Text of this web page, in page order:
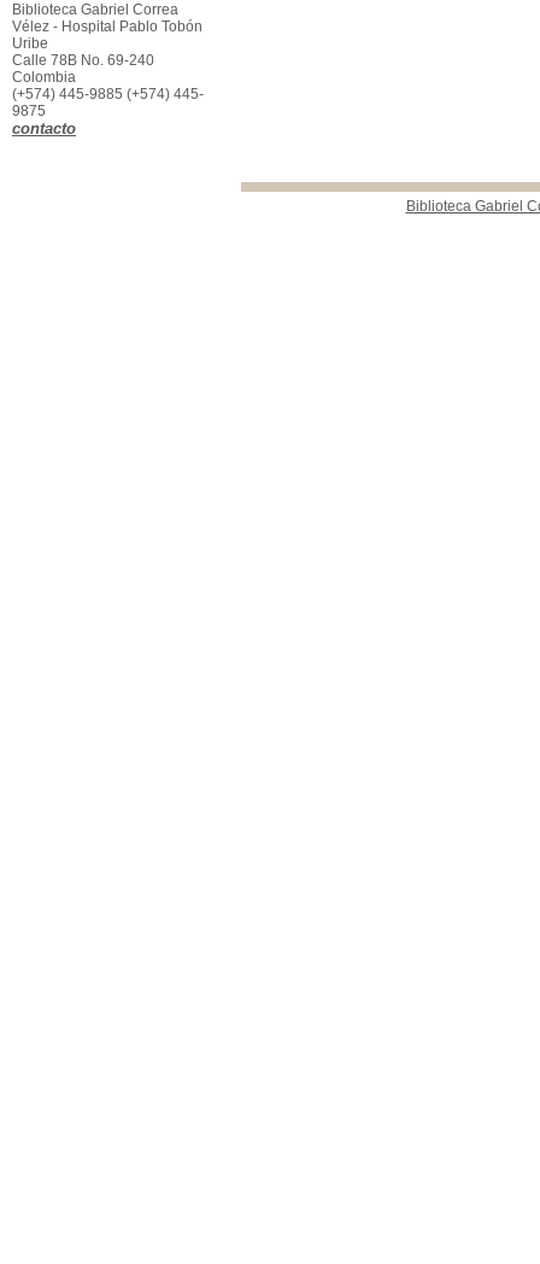
Biblioteca Gabriel
Koplan, Bruce A.
Koplan, Bruce A.[1]
López Cabanillas, Nestor
López Cabanillas, Nestor
[1]
[+]
Título de publicación
JACC: Clinical Electrophysiology
JACC: Clinical
Electrophysiology
Biblioteca Gabriel Correa
Vélez - Hospital Pablo Tobón
Uribe
Calle 78B No. 69-240
Colombia
(+574) 445-9885 (+574) 445-
9875
contacto